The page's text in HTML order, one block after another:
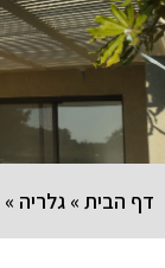
דף הבית» גלריה »